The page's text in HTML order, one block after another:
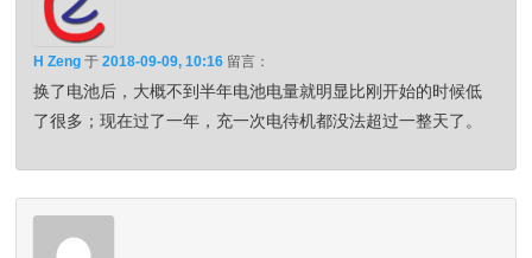
H Zeng 于2018-09-09, 10:16 留言：
换了电池后，大概不到半年电池电量就明显比刚开始的时候低
了很多；现在过了一年，充一次电待机都没法超过一整天了。